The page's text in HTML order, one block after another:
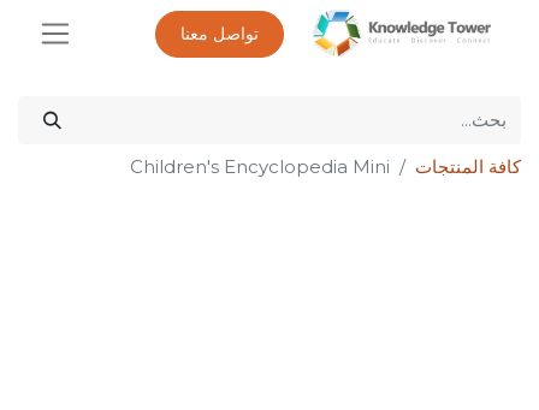
تواصل معنا
كافة المنتجات Children's Encyclopedia Mini